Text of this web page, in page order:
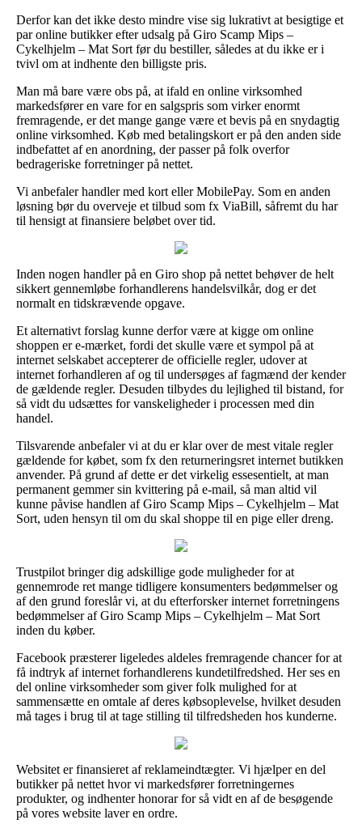
Derfor kan det ikke desto mindre vise sig lukrativt at besigtige et
par online butikker efter udsalg på Giro Scamp Mips –
Cykelhjelm – Mat Sort før du bestiller, således at du ikke er i
tvivl om at indhente den billigste pris.
Man må bare være obs på, at ifald en online virksomhed
markedsfører en vare for en salgspris som virker enormt
fremragende, er det mange gange være et bevis på en snydagtig
online virksomhed. Køb med betalingskort er på den anden side
indbefattet af en anordning, der passer på folk overfor
bedrageriske forretninger på nettet.
Vi anbefaler handler med kort eller MobilePay. Som en anden
løsning bør du overveje et tilbud som fx ViaBill, såfremt du har
til hensigt at finansiere beløbet over tid.
Inden nogen handler på en Giro shop på nettet behøver de helt
sikkert gennemløbe forhandlerens handelsvilkår, dog er det
normalt en tidskrævende opgave.
Et alternativt forslag kunne derfor være at kigge om online
shoppen er e-mærket, fordi det skulle være et sympol på at
internet selskabet accepterer de officielle regler, udover at
internet forhandleren af og til undersøges af fagmænd der kender
de gældende regler. Desuden tilbydes du lejlighed til bistand, for
så vidt du udsættes for vanskeligheder i processen med din
handel.
Tilsvarende anbefaler vi at du er klar over de mest vitale regler
gældende for købet, som fx den returneringsret internet butikken
anvender. På grund af dette er det virkelig essesentielt, at man
permanent gemmer sin kvittering på e-mail, så man altid vil
kunne påvise handlen af Giro Scamp Mips – Cykelhjelm – Mat
Sort, uden hensyn til om du skal shoppe til en pige eller dreng.
Trustpilot bringer dig adskillige gode muligheder for at
gennemrode ret mange tidligere konsumenters bedømmelser og
af den grund foreslår vi, at du efterforsker internet forretningens
bedømmelser af Giro Scamp Mips – Cykelhjelm – Mat Sort
inden du køber.
Facebook præsterer ligeledes aldeles fremragende chancer for at
få indtryk af internet forhandlerens kundetilfredshed. Her ses en
del online virksomheder som giver folk mulighed for at
sammensætte en omtale af deres købsoplevelse, hvilket desuden
må tages i brug til at tage stilling til tilfredsheden hos kunderne.
Websitet er finansieret af reklameindtægter. Vi hjælper en del
butikker på nettet hvor vi markedsfører forretningernes
produkter, og indhenter honorar for så vidt en af de besøgende
på vores website laver en ordre.